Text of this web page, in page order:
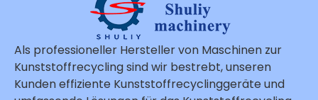
Als professioneller Hersteller von Maschinen zur
Kunststoffrecycling sind wir bestrebt, unseren
Kunden effiziente Kunststoffrecyclinggeräte und